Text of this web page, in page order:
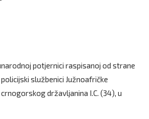
potjernici raspisanoj od strane
službenici Južnoafričke
državljanina I.C. (34), u